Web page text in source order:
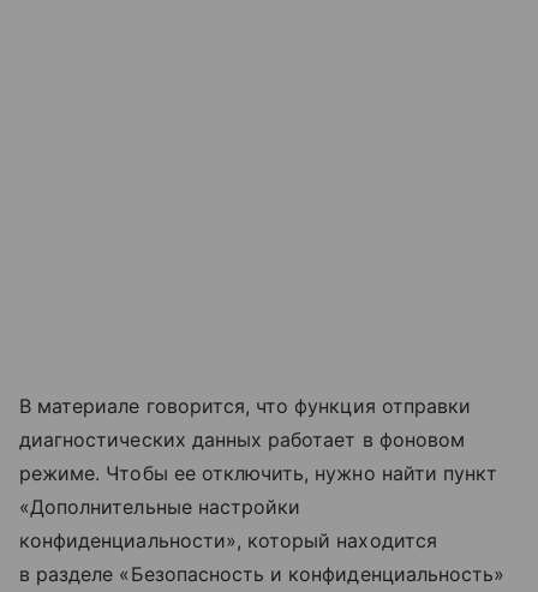
В материале говорится, что функция отправки
диагностических данных работает в фоновом
режиме. Чтобы ее отключить, нужно найти пункт
«Дополнительные настройки
конфиденциальности», который находится
в разделе «Безопасность и конфиденциальность»